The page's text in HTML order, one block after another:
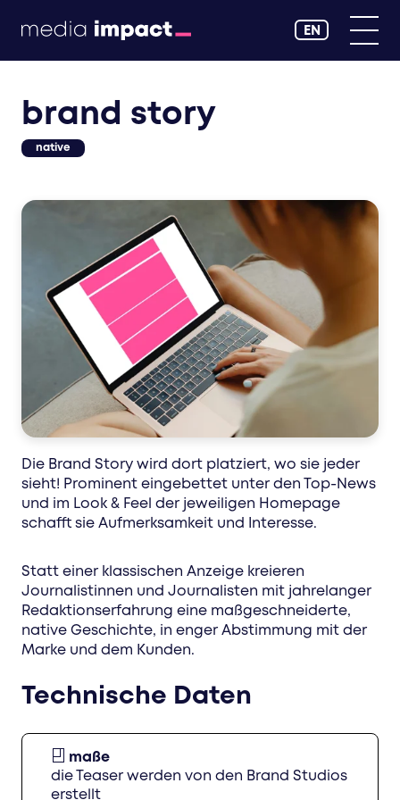
EN
brand story
native
Die Brand Story wird dort platziert, wo sie jeder
sieht! Prominent eingebettet unter den Top-News
und im Look & Feel der jeweiligen Homepage
schafft sie Aufmerksamkeit und Interesse.
Statt einer klassischen Anzeige kreieren
Journalistinnen und Journalisten mit jahrelanger
Redaktionserfahrung eine maßgeschneiderte,
native Geschichte, in enger Abstimmung mit der
Marke und dem Kunden.
Technische Daten
maße
die Teaser werden von den Brand Studios
erstellt